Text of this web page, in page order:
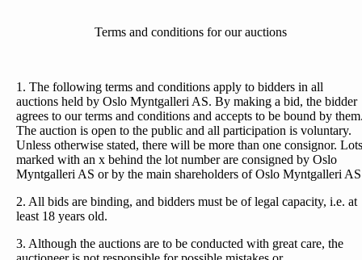
Terms and conditions for our auctions
1. The following terms and conditions apply to bidders in all
auctions held by Oslo Myntgalleri AS. By making a bid, the bidder
agrees to our terms and conditions and accepts to be bound by
The auction is open to the public and all participation is voluntary.
Unless otherwise stated, there will be more than one consignor. Lots
marked with an x behind the lot number are consigned by Oslo
Myntgalleri AS or by the main shareholders of Oslo Myntgalleri
2. All bids are binding, and bidders must be of legal capacity, i.e. at
least 18 years old.
3. Although the auctions are to be conducted with great care, the